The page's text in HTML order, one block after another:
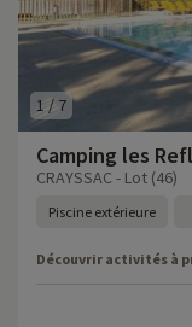
1 / 7
Camping les
CRAYSSAC - Lot (46)
Piscine extérieure
Découvrir activités à